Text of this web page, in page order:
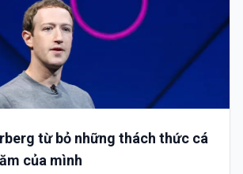
từ bỏ những thách thức cá
của mình